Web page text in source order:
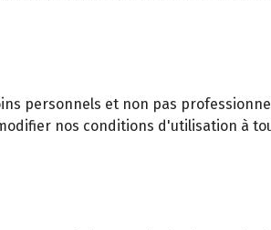
personnels et non pas
nos conditions d'utilisation à